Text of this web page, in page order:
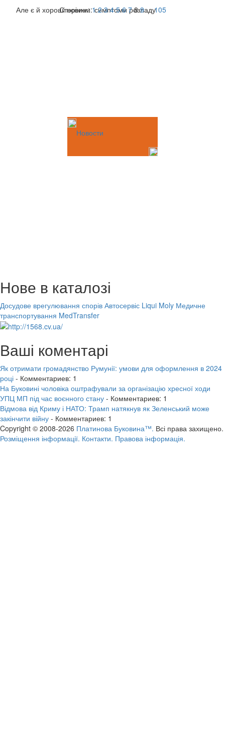
Але є й хороші новини: симптоми розладу
Сторінки: 1 2 3 4 5 6 7 8 9 ...105
Новости
Нове в каталозі
Досудове врегулювання спорів Автосервіс Liqui Moly Медичне
транспортування MedTransfer
Ваші коментарі
Як отримати громадянство Румунії: умови для оформлення в 2024
році - Комментариев: 1
На Буковині чоловіка оштрафували за організацію хресної ходи
УПЦ МП під час воєнного стану - Комментариев: 1
Відмова від Криму і НАТО: Трамп натякнув як Зеленський може
закінчити війну - Комментариев: 1
Copyright © 2008-2026 Платинова Буковина™. Всі права захищено.
Розміщення інформації. Контакти. Правова інформація.